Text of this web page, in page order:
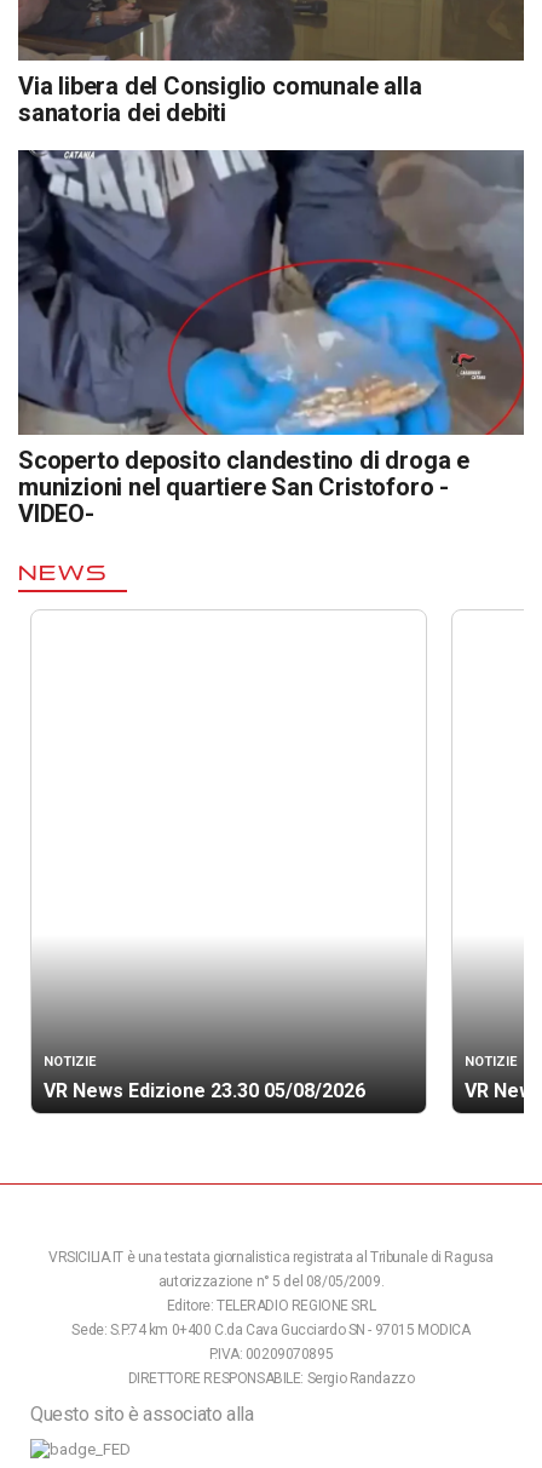
Via libera del Consiglio comunale alla
sanatoria dei debiti
Scoperto deposito clandestino di droga e
munizioni nel quartiere San Cristoforo -
VIDEO-
NEWS
NOTIZIE
VR News Edizione 23.30 05/08/2026
NOTIZIE
VR
VRSICILIA.IT è una testata giornalistica registrata al Tribunale di Ragusa
autorizzazione n° 5 del 08/05/2009.
Editore: TELERADIO REGIONE SRL
Sede: S.P.74 km 0+400 C.da Cava Gucciardo SN - 97015 MODICA
P.IVA: 00209070895
DIRETTORE RESPONSABILE: Sergio Randazzo
Questo sito è associato alla